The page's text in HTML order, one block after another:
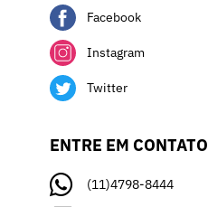
Facebook
Instagram
Twitter
ENTRE EM CONTATO
(11)4798-8444